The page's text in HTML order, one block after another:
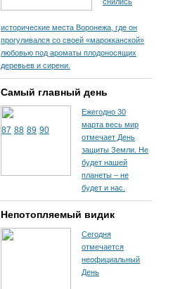
87 88 89 90
исторические места Воронежа, где он
прогуливался со своей «марокканской»
любовью под ароматы плодоносящих
деревьев и сирени.
Самый главный день
Ежегодно 30
марта весь мир
отмечает День
защиты Земли. Не
будет нашей
планеты – не
будет и нас.
Непотопляемый видик
Сегодня
отмечается
неофициальный
День